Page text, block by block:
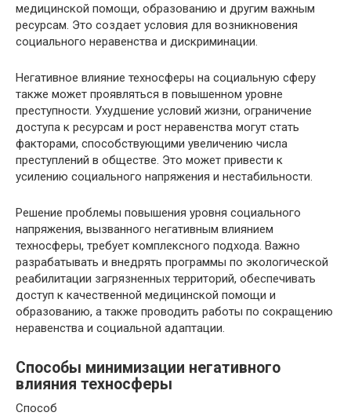
медицинской помощи, образованию и другим важным
ресурсам. Это создает условия для возникновения
социального неравенства и дискриминации.
Негативное влияние техносферы на социальную сферу
также может проявляться в повышенном уровне
преступности. Ухудшение условий жизни, ограничение
доступа к ресурсам и рост неравенства могут стать
факторами, способствующими увеличению числа
преступлений в обществе. Это может привести к
усилению социального напряжения и нестабильности.
Решение проблемы повышения уровня социального
напряжения, вызванного негативным влиянием
техносферы, требует комплексного подхода. Важно
разрабатывать и внедрять программы по экологической
реабилитации загрязненных территорий, обеспечивать
доступ к качественной медицинской помощи и
образованию, а также проводить работы по сокращению
неравенства и социальной адаптации.
Способы минимизации негативного
влияния техносферы
Способ